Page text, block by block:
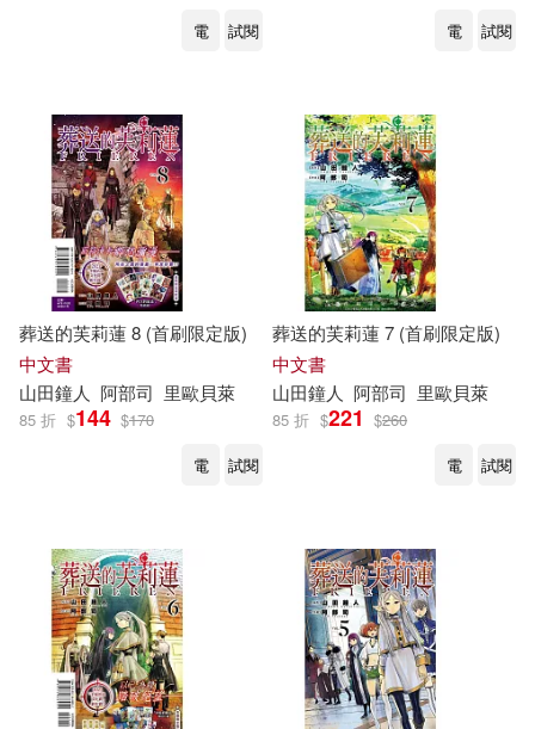
電
試閱
電
試閱
葬送的芙莉蓮 8 (首刷限定版)
中文書
山田鐘人 阿部司 里歐貝萊
85 折 $144 $170
電
試閱
葬送的芙莉蓮 7 (首刷限定版)
中文書
山田鐘人 阿部司 里歐貝萊
85 折 $221 $260
電
試閱